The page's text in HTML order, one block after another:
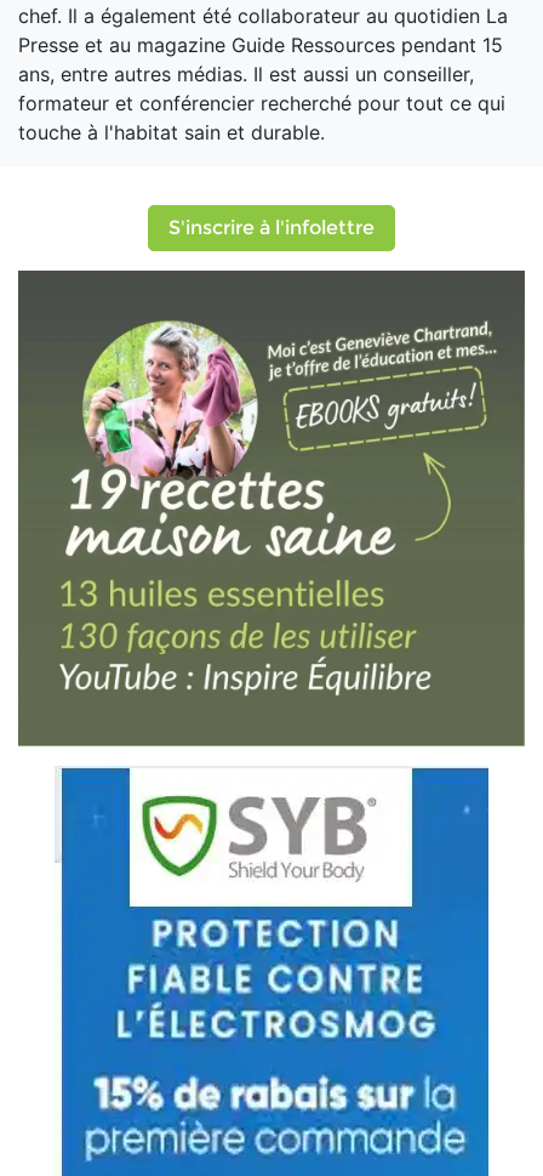
chef. Il a également été collaborateur au quotidien La
Presse et au magazine Guide Ressources pendant 15
ans, entre autres médias. Il est aussi un conseiller,
formateur et conférencier recherché pour tout ce qui
touche à l'habitat sain et durable.
S'inscrire à l'infolettre